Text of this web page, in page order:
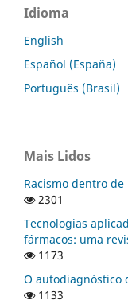
Idioma
English
Español (España)
Português (Brasil)
Mais Lidos
Racismo dentro
2301
Tecnologias
fármacos: uma
1173
O autodiagnóstico
1133